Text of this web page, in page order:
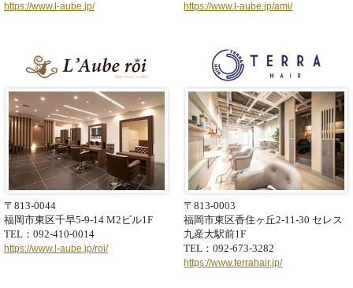
https://www.l-aube.jp/ https://www.l-aube.jp/ami/
〒813-0044
福岡市東区千早5-9-14 M2ビル1F
TEL：092-410-0014
https://www.l-aube.jp/roi/
〒813-0003
福岡市東区香住ヶ丘2-11-30 セレス
九産大駅前1F
TEL：092-673-3282
https://www.terrahair.jp/